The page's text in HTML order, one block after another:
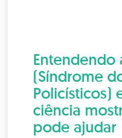
Entendendo
(Síndrome
Policísticos)
ciência
pode ajudar